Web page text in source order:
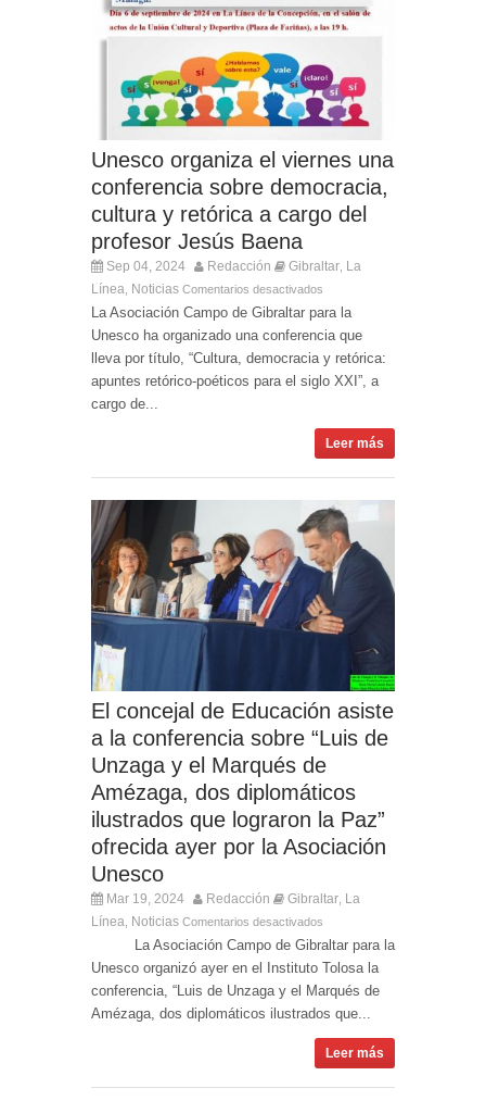
Unesco organiza el viernes una
conferencia sobre democracia,
cultura y retórica a cargo del
profesor Jesús Baena
Sep 04, 2024 Redacción Gibraltar, La
Línea, Noticias Comentarios desactivados
La Asociación Campo de Gibraltar para la
Unesco ha organizado una conferencia que
lleva por título, “Cultura, democracia y retórica:
apuntes retórico-poéticos para el siglo XXI”, a
cargo de...
Leer más
El concejal de Educación asiste
a la conferencia sobre “Luis de
Unzaga y el Marqués de
Amézaga, dos diplomáticos
ilustrados que lograron la Paz”
ofrecida ayer por la Asociación
Unesco
Mar 19, 2024 Redacción Gibraltar La
Línea Noticias Comentarios desactivados
La Asociación Campo de Gibraltar para la
Unesco organizó ayer en el Instituto Tolosa la
conferencia, “Luis de Unzaga y el Marqués de
Amézaga, dos diplomáticos ilustrados que...
Leer más